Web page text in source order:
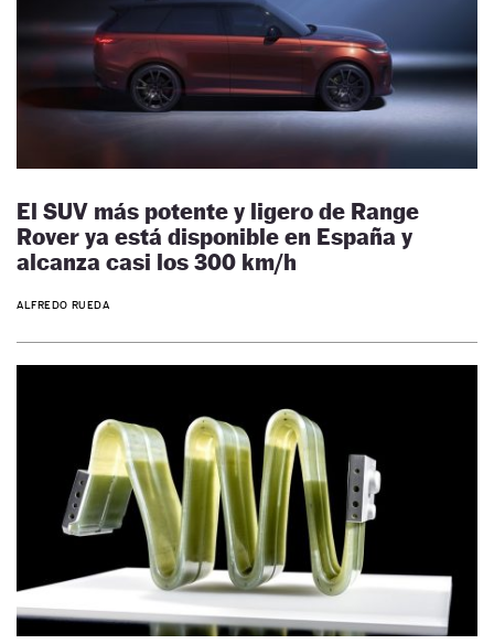
El SUV más potente y ligero de Range
Rover ya está disponible en España y
alcanza casi los 300 km/h
ALFREDO RUEDA